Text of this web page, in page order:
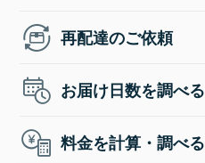
再配達のご依頼
お届け日数を調べる
料金を計算・調べる